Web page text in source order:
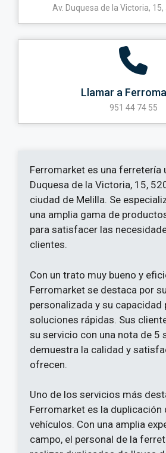
Av. Duquesa de la Victoria,
Llamar a
951 44 74 55
Ferromarket es una ferretería
Duquesa de la Victoria, 15,
ciudad de Melilla. Se
una amplia gama de
para satisfacer las
clientes.
Con un trato muy bueno y
Ferromarket se destaca por
personalizada y su capacidad
soluciones rápidas. Sus
su servicio con una nota de 5
demuestra la calidad y
ofrecen.
Uno de los servicios más
Ferromarket es la duplicación
vehículos. Con una amplia
campo, el personal de la